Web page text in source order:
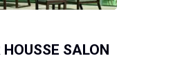
SALON